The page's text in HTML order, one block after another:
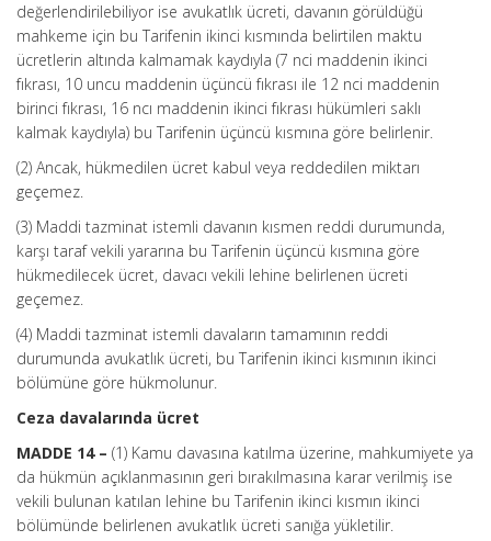
değerlendirilebiliyor ise avukatlık ücreti, davanın görüldüğü
mahkeme için bu Tarifenin ikinci kısmında belirtilen maktu
ücretlerin altında kalmamak kaydıyla (7 nci maddenin ikinci
fıkrası, 10 uncu maddenin üçüncü fıkrası ile 12 nci maddenin
birinci fıkrası, 16 ncı maddenin ikinci fıkrası hükümleri saklı
kalmak kaydıyla) bu Tarifenin üçüncü kısmına göre belirlenir.
(2) Ancak, hükmedilen ücret kabul veya reddedilen miktarı
geçemez.
(3) Maddi tazminat istemli davanın kısmen reddi durumunda,
karşı taraf vekili yararına bu Tarifenin üçüncü kısmına göre
hükmedilecek ücret, davacı vekili lehine belirlenen ücreti
geçemez.
(4) Maddi tazminat istemli davaların tamamının reddi
durumunda avukatlık ücreti, bu Tarifenin ikinci kısmının ikinci
bölümüne göre hükmolunur.
Ceza davalarında ücret
MADDE 14 – (1) Kamu davasına katılma üzerine, mahkumiyete ya
da hükmün açıklanmasının geri bırakılmasına karar verilmiş ise
vekili bulunan katılan lehine bu Tarifenin ikinci kısmın ikinci
bölümünde belirlenen avukatlık ücreti sanığa yükletilir.